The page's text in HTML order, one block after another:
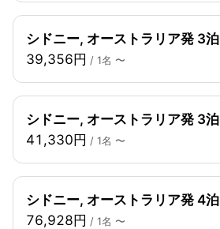
シドニー, オーストラリア発 3泊
39,356円 / 1名 〜
シドニー, オーストラリア発 3泊
41,330円 / 1名 〜
シドニー, オーストラリア発 4泊
76,928円 / 1名 〜